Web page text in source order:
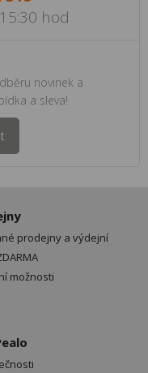
hod
novinek a
a sleva!
prodejny a výdejní
možnosti